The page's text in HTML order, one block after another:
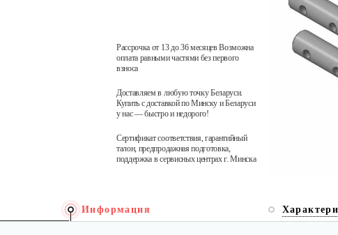
Рассрочка от 13 до 36 месяцев Возможна
оплата равными частями без первого
взноса
Доставляем в любую точку Беларуси.
Купить с доставкой по Минску и Беларуси
у нас — быстро и недорого!
Сертификат соответствия, гарантийный
талон, предпродажная подготовка,
поддержка в сервисных центрах г. Минска
Информация